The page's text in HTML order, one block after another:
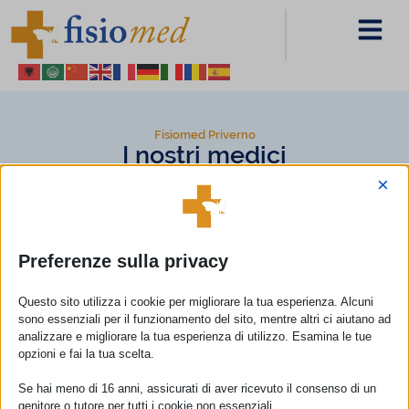
Fisiomed Priverno
I nostri medici
PAGINA PRECEDENTE
Madonna Alessio
Specialista in Psicologia e Psicoterapia
Condividi sui social
Preferenze sulla privacy
×
Questo sito utilizza i cookie per migliorare la tua esperienza. Alcuni
sono essenziali per il funzionamento del sito, mentre altri ci aiutano ad
analizzare e migliorare la tua esperienza di utilizzo. Esamina le tue
opzioni e fai la tua scelta.
Se hai meno di 16 anni, assicurati di aver ricevuto il consenso di un
genitore o tutore per tutti i cookie non essenziali.